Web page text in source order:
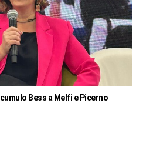
Bess a Melfi e Picerno